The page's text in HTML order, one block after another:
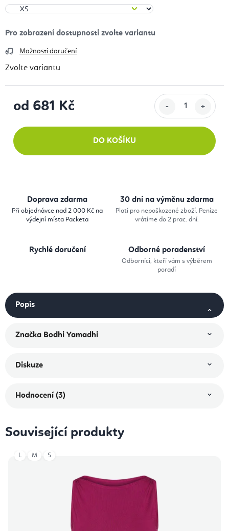
Možnosti doručení
Zvolte variantu
od 681 Kč
DO KOŠÍKU
Doprava zdarma
Při objednávce nad 2 000 Kč na
výdejní místa Packeta
30 dní na výměnu zdarma
Platí pro nepoškozené zboží. Peníze
vrátíme do 2 prac. dní.
Rychlé doručení Odborné poradenství
Odborníci, kteří vám s výběrem
poradí
Popis
Značka Bodhi Yamadhi
Diskuze
Hodnocení (3)
Související produkty
L M S